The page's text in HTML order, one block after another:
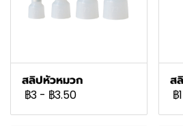
สลิปหัวหมวก
฿3 - ฿3.50
ส
฿